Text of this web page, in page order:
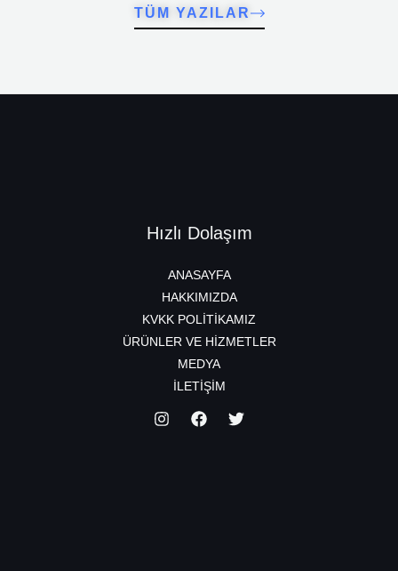
TÜM YAZILAR
Hızlı Dolaşım
ANASAYFA
HAKKIMIZDA
KVKK POLİTİKAMIZ
ÜRÜNLER VE HİZMETLER
MEDYA
İLETİŞİM